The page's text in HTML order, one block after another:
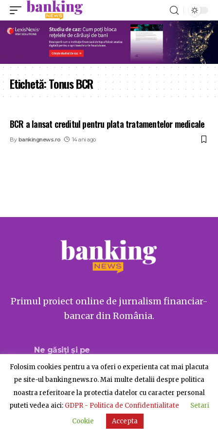
Etichetă:Tonus BCR
BCR a lansat creditul pentru plata tratamentelor medicale
By bankingnews.ro 14 ani ago
Primul proiect online de jurnalism financiar-
bancar din România.
Ne găsiți și pe
© BankingNews - Toate drepturile rezervate
Despre BankingNews Contact Publicitate
Folosim cookies pentru a va oferi o experienta cat mai placuta
pe site-ul bankingnews.ro. Mai multe detalii despre politica
noastra referitoare la protectia datelor cu caracter personal
puteti vedea aici: GDPR - Politica de Confidentialitate
Setari
Cookie
Accepta